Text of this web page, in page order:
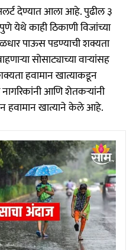
देण्यात आला आहे. पुढील ३
येथे काही ठिकाणी विजांच्या
पाऊस पडण्याची शक्यता
सोसाट्याच्या वाऱ्यांसह
हवामान खात्याकडून
आणि शेतकऱ्यांनी
हवामान खात्याने केले आहे.